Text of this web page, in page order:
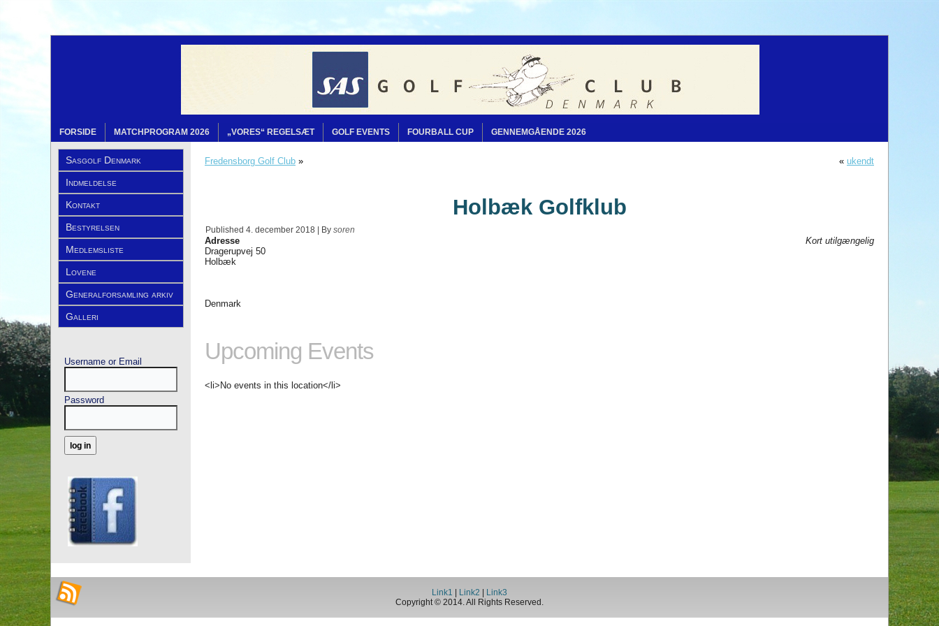
FORSIDE MATCHPROGRAM 2026 „VORES“ REGELSÆT GOLF EVENTS FOURBALL CUP GENNEMGÅENDE 2026
Sasgolf Denmark
Indmeldelse
Kontakt
Bestyrelsen
Medlemsliste
Lovene
Generalforsamling arkiv
Galleri
Username or Email
Password
Fredensborg Golf Club » « ukendt
Holbæk Golfklub
Published 4. december 2018 By soren
Kort utilgængelig
Adresse
Dragerupvej 50
Holbæk
Denmark
Upcoming Events
<li>No events in this location</li>
Link1 Link2
Link3
Copyright © 2014. All Rights Reserved.